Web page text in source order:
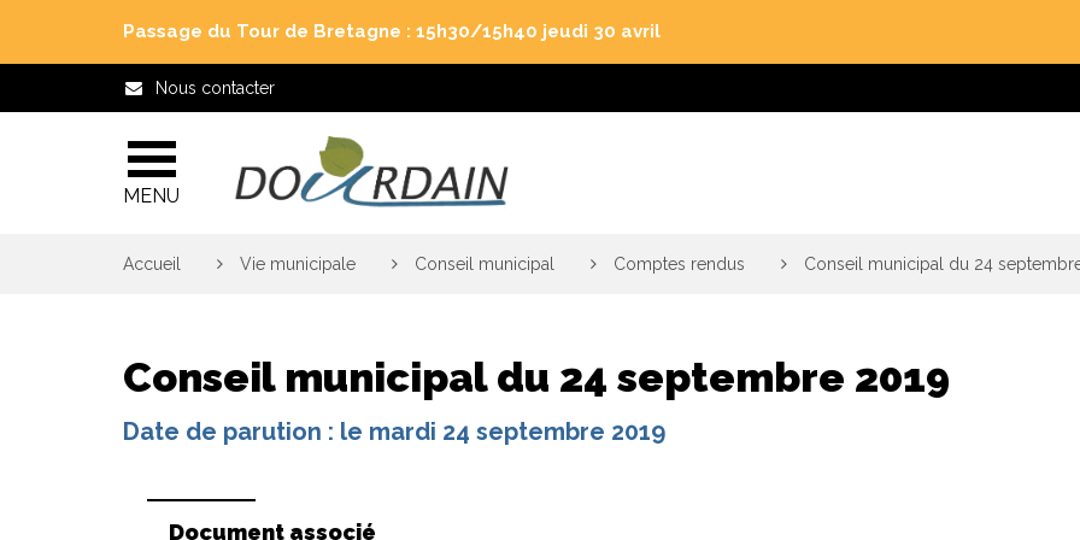
Passage du Tour de Bretagne : 15h30/15h40 jeudi 30 avril
Nous contacter
MENU
Accueil Vie municipale Conseil municipal Comptes rendus Conseil municipal du 24
Conseil municipal du 24 septembre 2019
Date de parution : le mardi 24 septembre 2019
Document associé